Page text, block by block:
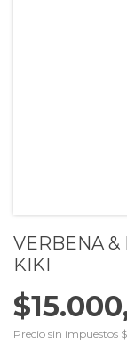
VERBENA &
KIKI
Precio sin impuestos